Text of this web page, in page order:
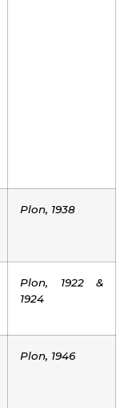
Plon, 1938
Plon, 1922 &
1924
Plon, 1946